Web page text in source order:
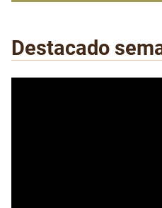
Destacado